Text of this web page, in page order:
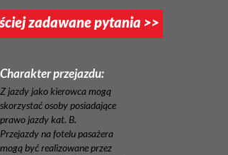
zadawane pytania >>
Charakter przejazdu:
Z jazdy jako kierowca mogą
skorzystać osoby posiadające
prawo jazdy kat. B.
Przejazdy na fotelu pasażera
mogą być realizowane przez